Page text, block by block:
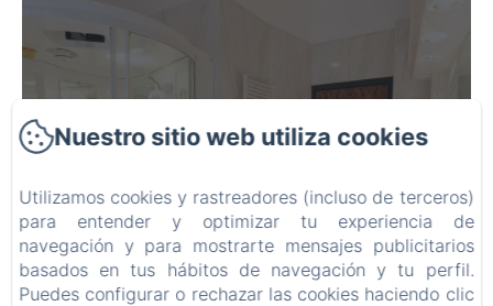
Familiar Chanel
Nuestro sitio web utiliza cookies
Utilizamos cookies y rastreadores (incluso de terceros)
para entender y optimizar tu experiencia de
navegación y para mostrarte mensajes publicitarios
basados en tus hábitos de navegación y tu perfil.
Puedes configurar o rechazar las cookies haciendo clic